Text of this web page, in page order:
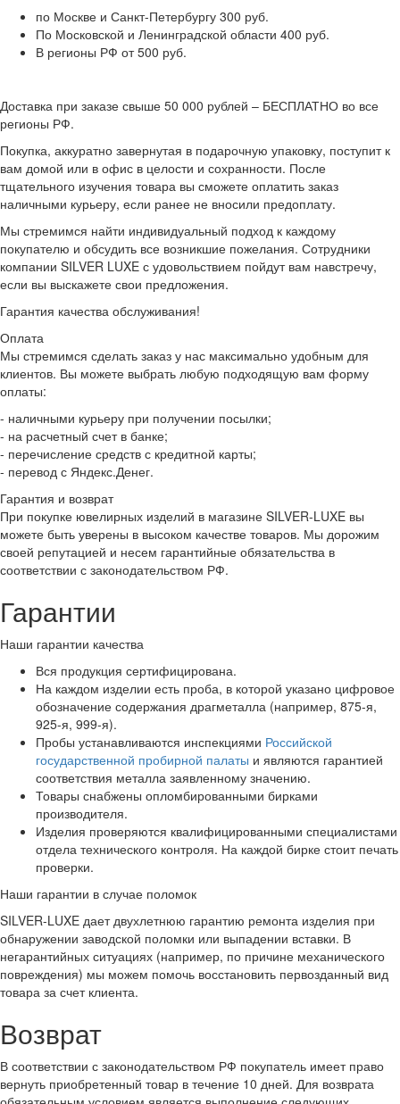
по Москве и Санкт-Петербургу 300 руб.
По Московской и Ленинградской области 400 руб.
В регионы РФ от 500 руб.
Доставка при заказе свыше 50 000 рублей – БЕСПЛАТНО во все
регионы РФ.
Покупка, аккуратно завернутая в подарочную упаковку, поступит к
вам домой или в офис в целости и сохранности. После
тщательного изучения товара вы сможете оплатить заказ
наличными курьеру, если ранее не вносили предоплату.
Мы стремимся найти индивидуальный подход к каждому
покупателю и обсудить все возникшие пожелания. Сотрудники
компании SILVER LUXE с удовольствием пойдут вам навстречу,
если вы выскажете свои предложения.
Гарантия качества обслуживания!
Оплата
Мы стремимся сделать заказ у нас максимально удобным для
клиентов. Вы можете выбрать любую подходящую вам форму
оплаты:
- наличными курьеру при получении посылки;
- на расчетный счет в банке;
- перечисление средств с кредитной карты;
- перевод с Яндекс.Денег.
Гарантия и возврат
При покупке ювелирных изделий в магазине SILVER-LUXE вы
можете быть уверены в высоком качестве товаров. Мы дорожим
своей репутацией и несем гарантийные обязательства в
соответствии с законодательством РФ.
Гарантии
Наши гарантии качества
Вся продукция сертифицирована.
На каждом изделии есть проба, в которой указано цифровое
обозначение содержания драгметалла (например, 875-я,
925-я, 999-я).
Пробы устанавливаются инспекциями Российской
государственной пробирной палаты и являются гарантией
соответствия металла заявленному значению.
Товары снабжены опломбированными бирками
производителя.
Изделия проверяются квалифицированными специалистами
отдела технического контроля. На каждой бирке стоит печать
проверки.
Наши гарантии в случае поломок
SILVER-LUXE дает двухлетнюю гарантию ремонта изделия при
обнаружении заводской поломки или выпадении вставки. В
негарантийных ситуациях (например, по причине механического
повреждения) мы можем помочь восстановить первозданный вид
товара за счет клиента.
Возврат
В соответствии с законодательством РФ покупатель имеет право
вернуть приобретенный товар в течение 10 дней. Для возврата